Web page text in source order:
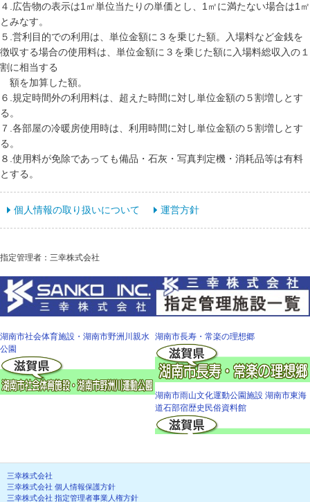
４.広告物の表示は1㎡単位当たりの単価とし、1㎡に満たない場合は1㎡
とみなす。
５.営利目的での利用は、単位金額に３を乗じた額。入場料など金銭を
徴収する場合の使用料は、単位金額に３を乗じた額に入場料総収入の１
割に相当する
額を加算した額。
６.規定時間外の利用料は、超えた時間に対し単位金額の５割増しとす
る。
７.各部屋の冷暖房使用時は、利用時間に対し単位金額の５割増しとす
る。
８.使用料が免除であっても備品・石灰・写真判定機・消耗品等は有料
とする。
個人情報の取り扱いについて 運営方針
指定管理者：三幸株式会社